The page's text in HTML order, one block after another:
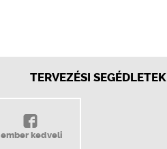
TERVEZÉSI SEGÉDLETEK
ember kedveli